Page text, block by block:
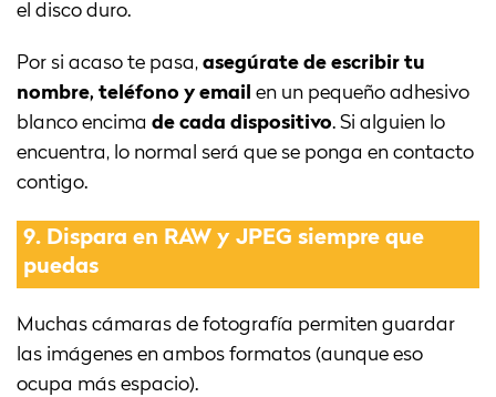
el disco duro.
Por si acaso te pasa, asegúrate de escribir tu
nombre, teléfono y email en un pequeño adhesivo
blanco encima de cada dispositivo. Si alguien lo
encuentra, lo normal será que se ponga en contacto
contigo.
9. Dispara en RAW y JPEG siempre que
puedas
Muchas cámaras de fotografía permiten guardar
las imágenes en ambos formatos (aunque eso
ocupa más espacio).